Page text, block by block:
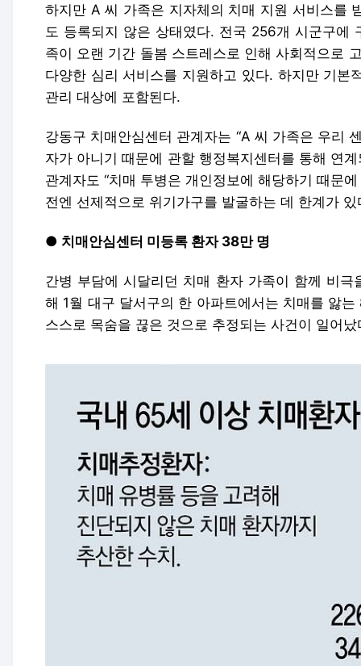
하지만 A 씨 가족은 지자체의 치매 지원 서비스를
도 등록되지 않은 상태였다. 전국 256개 시군구에
족이 오랜 기간 돌봄 스트레스로 인해 사회적으로
다양한 심리 서비스를 지원하고 있다. 하지만 기본
관리 대상에 포함된다.
강동구 치매안심센터 관계자는 “A 씨 가족은 우리
자가 아니기 때문에 관할 행정복지센터를 통해 연
관계자도 “치매 투병은 개인정보에 해당하기 때문
전엔 선제적으로 위기가구를 발굴하는 데 한계가 있
● 치매안심센터 미등록 환자 38만 명
간병 부담에 시달리던 치매 환자 가족이 함께 비
해 1월 대구 달서구의 한 아파트에서는 치매를 앓
스스로 목숨을 끊은 것으로 추정되는 사건이 일어났